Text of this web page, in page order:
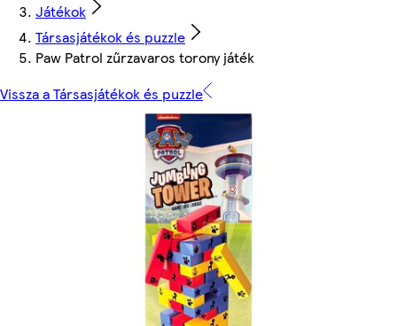
Játékok
Társasjátékok és puzzle
Paw Patrol zűrzavaros torony játék
Vissza a Társasjátékok és puzzle